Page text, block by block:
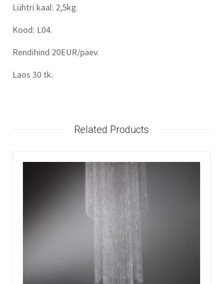
Lühtri kaal: 2,5kg.
Kood: L04.
Rendihind 20EUR/päev.
Laos 30 tk.
Related Products